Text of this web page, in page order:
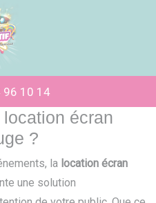
96 10 14
écran
?
la location écran
une solution